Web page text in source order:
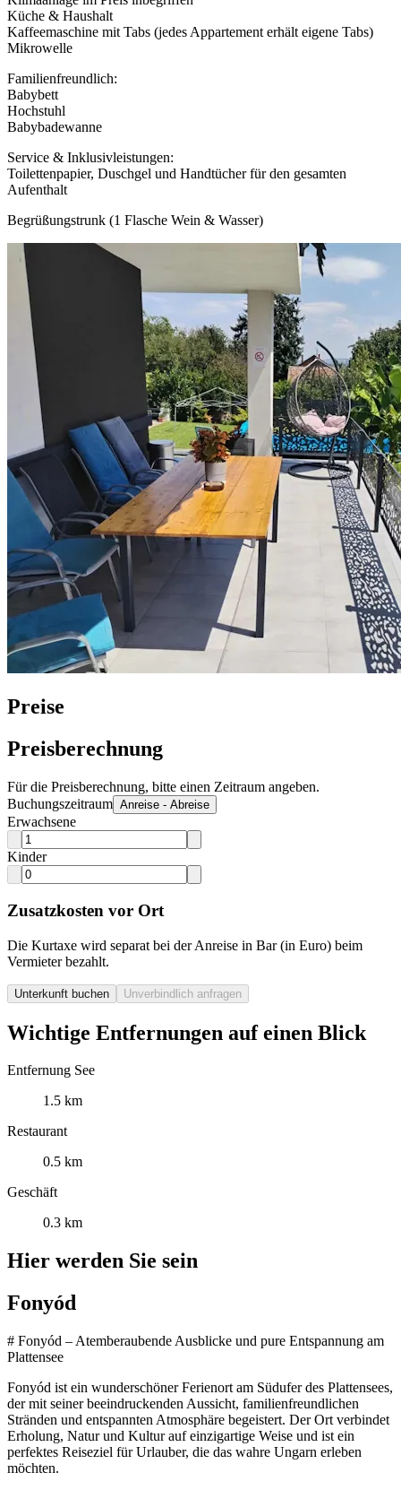
Küche & Haushalt
Kaffeemaschine mit Tabs (jedes Appartement erhält eigene Tabs)
Mikrowelle
Familienfreundlich:
Babybett
Hochstuhl
Babybadewanne
Service & Inklusivleistungen:
Toilettenpapier, Duschgel und Handtücher für den gesamten
Aufenthalt
Begrüßungstrunk (1 Flasche Wein & Wasser)
Preise
Preisberechnung
Für die Preisberechnung, bitte einen Zeitraum angeben.
Buchungszeitraum Anreise - Abreise
Erwachsene
Kinder
Zusatzkosten vor Ort
Die Kurtaxe wird separat bei der Anreise in Bar (in Euro) beim
Vermieter bezahlt.
Unterkunft buchen Unverbindlich anfragen
Wichtige Entfernungen auf einen Blick
Entfernung See
1.5 km
Restaurant
0.5 km
Geschäft
0.3 km
Hier werden Sie sein
Fonyód
# Fonyód – Atemberaubende Ausblicke und pure Entspannung am
Plattensee
Fonyód ist ein wunderschöner Ferienort am Südufer des Plattensees,
der mit seiner beeindruckenden Aussicht, familienfreundlichen
Stränden und entspannten Atmosphäre begeistert. Der Ort verbindet
Erholung, Natur und Kultur auf einzigartige Weise und ist ein
perfektes Reiseziel für Urlauber, die das wahre Ungarn erleben
möchten.